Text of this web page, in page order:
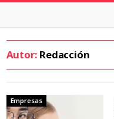
Autor: Redacción
Empresas